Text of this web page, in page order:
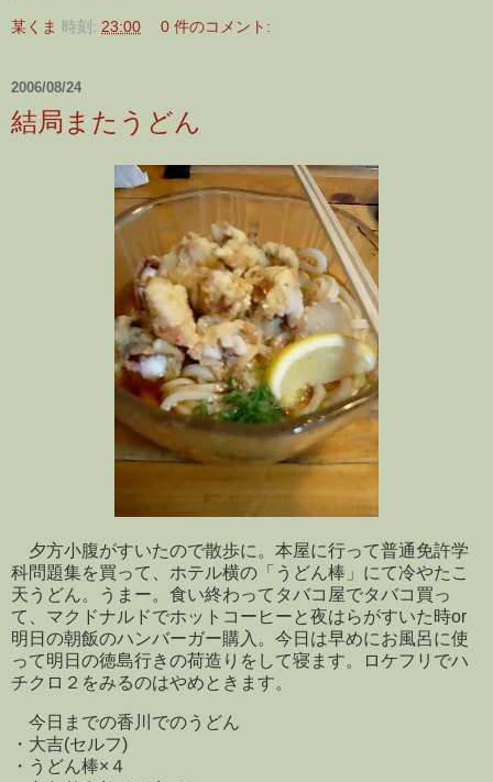
某くま 時刻: 23:00 0 件のコメント:
2006/08/24
結局またうどん
夕方小腹がすいたので散歩に。本屋に行って普通免許学
科問題集を買って、ホテル横の「うどん棒」にて冷やたこ
天うどん。うまー。食い終わってタバコ屋でタバコ買っ
て、マクドナルドでホットコーヒーと夜はらがすいた時or
明日の朝飯のハンバーガー購入。今日は早めにお風呂に使
って明日の徳島行きの荷造りをして寝ます。ロケフリでハ
チクロ２をみるのはやめときます。
今日までの香川でのうどん
・大吉(セルフ)
・うどん棒×４